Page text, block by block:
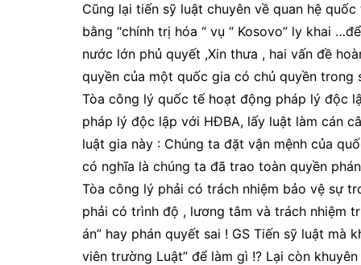
Cũng lại tiến sỹ luật chuyên về quan hệ
bằng “chính trị hóa “ vụ “ Kosovo” ly khai
nước lớn phủ quyết ,Xin thưa , hai vấn đề
quyền của một quốc gia có chủ quyền trong
Tòa công lý quốc tế hoạt động pháp lý độc
pháp lý độc lập với HĐBA, lấy luật làm cán
luật gia này : Chúng ta đặt vận mệnh của
có nghĩa là chúng ta đã trao toàn quyền
Tòa công lý phải có trách nhiệm bảo vệ sự
phải có trình độ , lương tâm và trách nhiệm
án” hay phán quyết sai ! GS Tiến sỹ luật mà
viên trường Luật” để làm gì !? Lại còn